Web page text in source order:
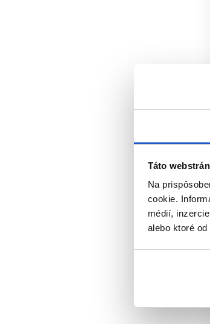
Táto
Na
cookie.
médií,
alebo ktoré